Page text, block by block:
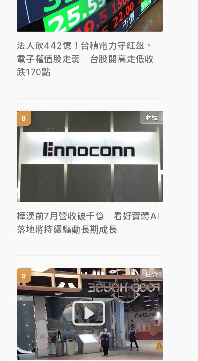
法人砍442億！台積電力守紅盤、
電子權值股走弱 台股開高走低收
跌170點
財經
樺漢前7月營收破千億 看好實體AI
落地將持續驅動長期成長
社會